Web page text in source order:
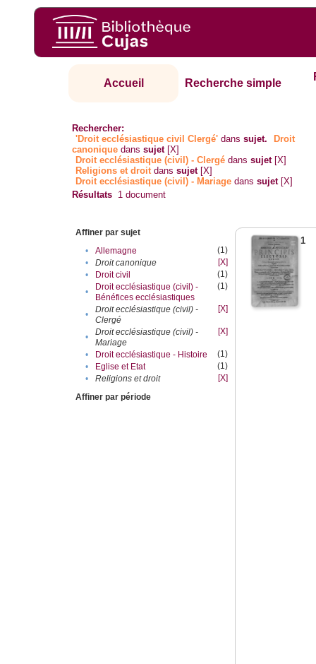
Accueil Recherche simple
Rechercher:
'Droit ecclésiastique civil Clergé' danssujet.
Droit
canonique danssujet [X]
Droit ecclésiastique (civil) - Clergé danssujet [X]
Religions et droitdanssujet [X]
Droit ecclésiastique (civil) - Mariage danssujet [X]
Résultats 1 document
Affiner par sujet
•
Allemagne
(1)
•
Droit canonique
[X]
•
Droit civil
(1)
•
Droit ecclésiastique (civil) -
Bénéfices ecclésiastiques
(1)
•
Droit ecclésiastique (civil) -
Clergé
[X]
•
Droit ecclésiastique (civil) -
Mariage
[X]
• Droit ecclésiastique - Histoire
(1)
•
Eglise et Etat
(1)
•
Religions et droit
[X]
Affiner par période
1